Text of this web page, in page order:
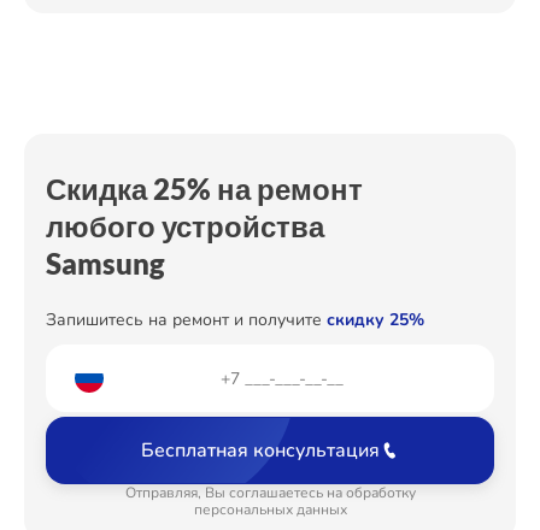
приставки
Скидка 25% на ремонт
любого устройства
Samsung
Запишитесь на ремонт и получите скидку 25%
Бесплатная консультация
Отправляя, Вы соглашаетесь на обработку
персональных данных
Ремонт Кондиционеров
Ремонт ТВ-приставок
Ремонт Сушильных машин